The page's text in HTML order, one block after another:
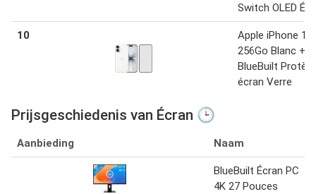
Switch OLED
10
Apple iPhone 17
256Go Blanc +
BlueBuilt
écran Verre
Prijsgeschiedenis van Écran 🕒
Aanbieding Naam
BlueBuilt Écran PC
4K 27 Pouces